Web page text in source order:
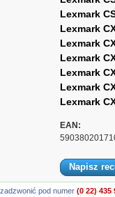
Lexmark
Lexmark
Lexmark
Lexmark
Lexmark
Lexmark
Lexmark
EAN:
Napisz
pod numer (0 22) 435